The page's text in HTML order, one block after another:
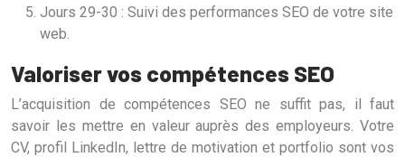
Jours 29-30 : Suivi des performances SEO de votre site
web.
Valoriser vos compétences SEO
L’acquisition de compétences SEO ne suffit pas, il faut
savoir les mettre en valeur auprès des employeurs. Votre
CV, profil LinkedIn, lettre de motivation et portfolio sont vos